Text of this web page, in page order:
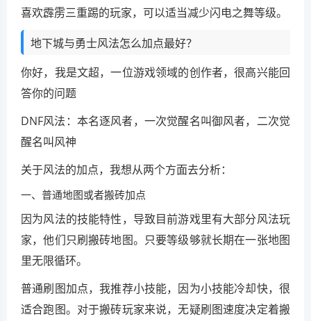
喜欢霹雳三重踢的玩家，可以适当减少闪电之舞等级。
地下城与勇士风法怎么加点最好？
你好，我是文超，一位游戏领域的创作者，很高兴能回
答你的问题
DNF风法：本名逐风者，一次觉醒名叫御风者，二次觉
醒名叫风神
关于风法的加点，我想从两个方面去分析：
一、普通地图或者搬砖加点
因为风法的技能特性，导致目前游戏里有大部分风法玩
家，他们只刷搬砖地图。只要等级够就长期在一张地图
里无限循环。
普通刷图加点，我推荐小技能，因为小技能冷却快，很
适合跑图。对于搬砖玩家来说，无疑刷图速度决定着搬